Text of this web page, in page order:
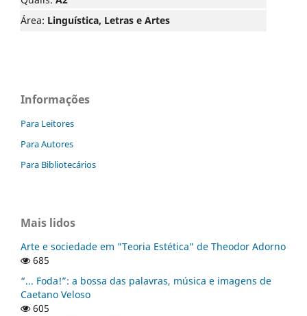
Área: Linguística, Letras e Artes
Informações
Para Leitores
Para Autores
Para Bibliotecários
Mais lidos
Arte e sociedade em "Teoria Estética" de Theodor Adorno
685
“... Foda!”: a bossa das palavras, música e imagens de
Caetano Veloso
605